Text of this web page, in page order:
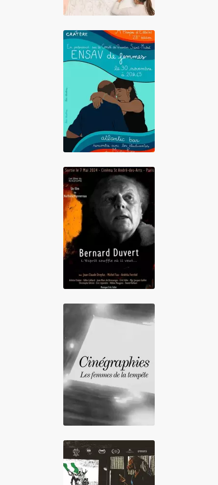
Atlantic Bar
Bernard Duvert,
l'Esprit souffle où
femmes de la
tempête